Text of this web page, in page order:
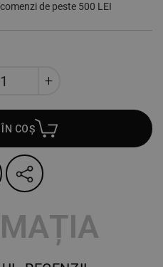
de peste 500 LEI
COȘ